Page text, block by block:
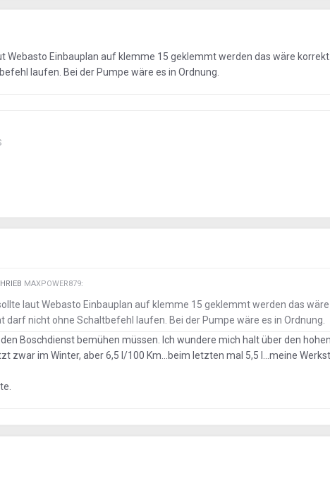
Webasto Einbauplan auf klemme 15 geklemmt werden das wäre
laufen. Bei der Pumpe wäre es in Ordnung.
MAXPOWER879:
laut Webasto Einbauplan auf klemme 15 geklemmt werden das wäre
darf nicht ohne Schaltbefehl laufen. Bei der Pumpe wäre es in Ordnung.
Boschdienst bemühen müssen. Ich wundere mich halt über den
zwar im Winter, aber 6,5 l/100 Km...beim letzten mal 5,5 l...meine